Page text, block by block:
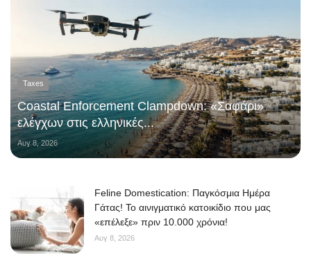
Taxes
Coastal Enforcement Clampdown: «Σαφάρι»
ελέγχων στις ελληνικές...
Αυγ 8, 2026
Feline Domestication: Παγκόσμια Ημέρα
Γάτας! Το αινιγματικό κατοικίδιο που μας
«επέλεξε» πριν 10.000 χρόνια!
Αυγ 8, 2026